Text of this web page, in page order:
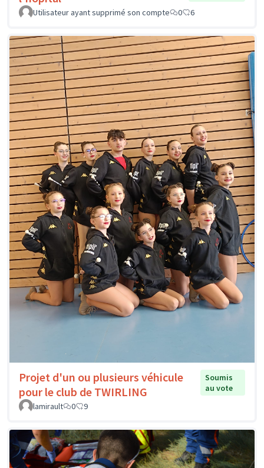
Utilisateur ayant supprimé son compte
0 6
Projet d'un ou plusieurs véhicule
pour le club de TWIRLING
Soumis
au vote
lamirault
0 9